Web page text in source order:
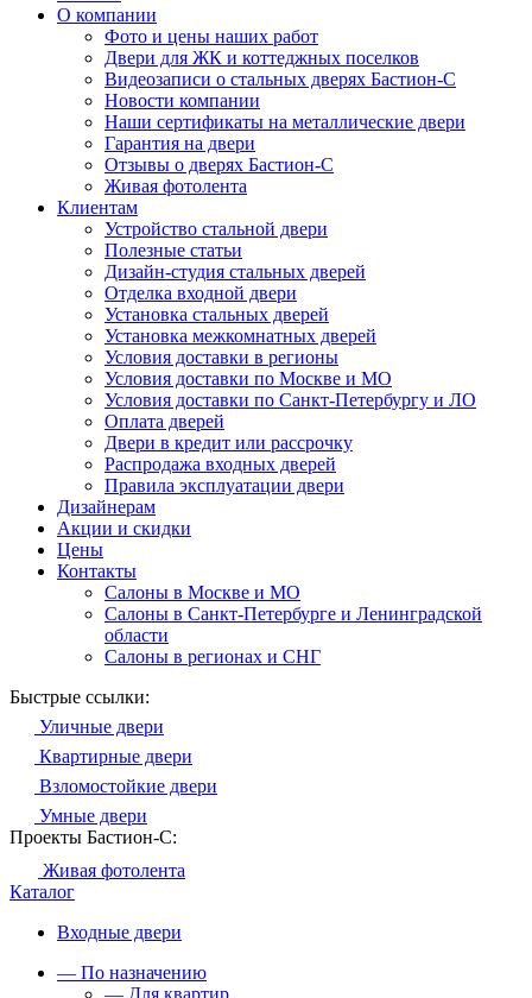
О компании
Фото и цены наших работ
Двери для ЖК и коттеджных поселков
Видеозаписи о стальных дверях Бастион-С
Новости компании
Наши сертификаты на металлические двери
Гарантия на двери
Отзывы о дверях Бастион-С
Живая фотолента
Клиентам
Устройство стальной двери
Полезные статьи
Дизайн-студия стальных дверей
Отделка входной двери
Установка стальных дверей
Установка межкомнатных дверей
Условия доставки в регионы
Условия доставки по Москве и МО
Условия доставки по Санкт-Петербургу и ЛО
Оплата дверей
Двери в кредит или рассрочку
Распродажа входных дверей
Правила эксплуатации двери
Дизайнерам
Акции и скидки
Цены
Контакты
Салоны в Москве и МО
Салоны в Санкт-Петербурге и Ленинградской
области
Салоны в регионах и СНГ
Быстрые ссылки:
Уличные двери
Квартирные двери
Взломостойкие двери
Умные двери
Проекты Бастион-С:
Живая фотолента
Каталог
Входные двери
— По назначению
— Для квартир